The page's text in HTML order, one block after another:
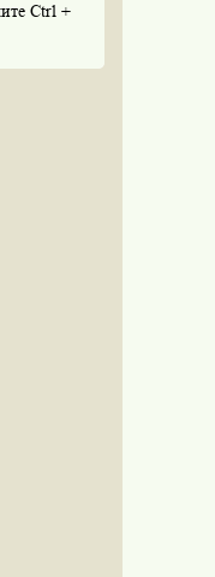
Ctrl +